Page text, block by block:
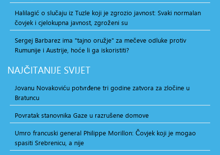
Halilagić o slučaju iz Tuzle koji je zgrozio javnost: Svaki normalan
čovjek i cjelokupna javnost, zgroženi su
Sergej Barbarez ima "tajno oružje" za mečeve odluke protiv
Rumunije i Austrije, hoće li ga iskoristiti?
NAJČITANIJE SVIJET
Jovanu Novakoviću potvrđene tri godine zatvora za zločine u
Bratuncu
Povratak stanovnika Gaze u razrušene domove
Umro francuski general Philippe Morillon: Čovjek koji je mogao
spasiti Srebrenicu, a nije